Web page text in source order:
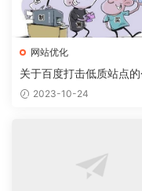
网站优化
关于百度打击低质站点的
看法2023-10-24